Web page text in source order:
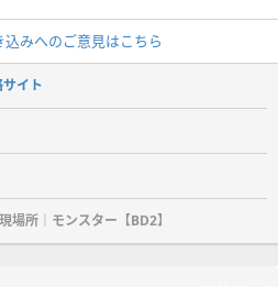
込みへのご意見はこちら
イト
場所｜モンスター【BD2】